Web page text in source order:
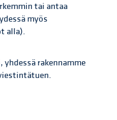
tai antaa
myös
alla).
rakennamme